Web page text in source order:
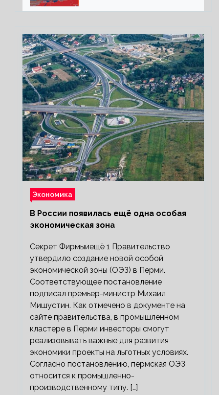
обстреливает Донбасс из
Экономика
В России появилась ещё одна особая
экономическая зона
Секрет Фирмыиещё 1 Правительство
утвердило создание новой особой
экономической зоны (ОЭЗ) в Перми.
Соответствующее постановление
подписал премьер-министр Михаил
Мишустин. Как отмечено в документе на
сайте правительства, в промышленном
кластере в Перми инвесторы смогут
реализовывать важные для развития
экономики проекты на льготных условиях.
Согласно постановлению, пермская ОЭЗ
относится к промышленно-
производственному типу. […]